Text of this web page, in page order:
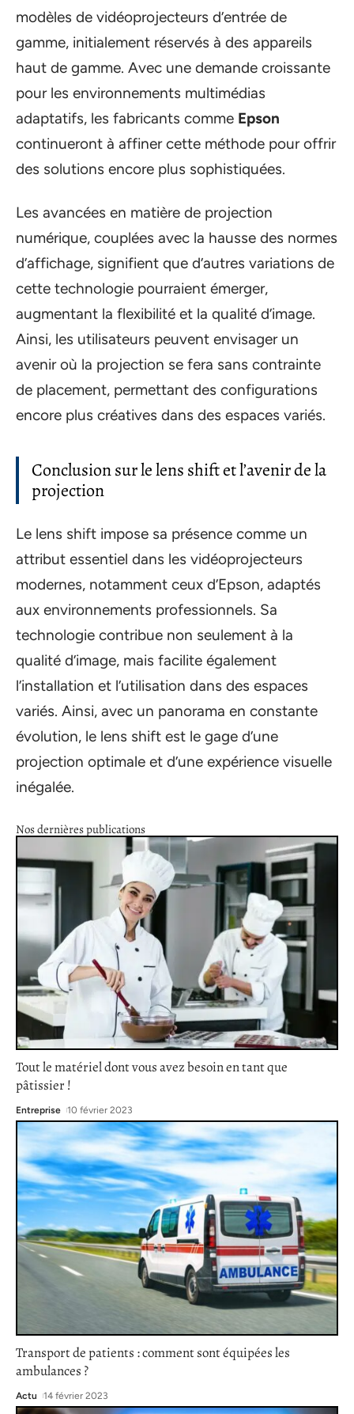
modèles de vidéoprojecteurs d’entrée de
gamme, initialement réservés à des appareils
haut de gamme. Avec une demande croissante
pour les environnements multimédias
adaptatifs, les fabricants comme Epson
continueront à affiner cette méthode pour offrir
des solutions encore plus sophistiquées.
Les avancées en matière de projection
numérique, couplées avec la hausse des normes
d’affichage, signifient que d’autres variations de
cette technologie pourraient émerger,
augmentant la flexibilité et la qualité d’image.
Ainsi, les utilisateurs peuvent envisager un
avenir où la projection se fera sans contrainte
de placement, permettant des configurations
encore plus créatives dans des espaces variés.
Conclusion sur le lens shift et l’avenir de la
projection
Le lens shift impose sa présence comme un
attribut essentiel dans les vidéoprojecteurs
modernes, notamment ceux d’Epson, adaptés
aux environnements professionnels. Sa
technologie contribue non seulement à la
qualité d’image, mais facilite également
l’installation et l’utilisation dans des espaces
variés. Ainsi, avec un panorama en constante
évolution, le lens shift est le gage d’une
projection optimale et d’une expérience visuelle
inégalée.
Nos dernières publications
Tout le matériel dont vous avez besoin en tant que
pâtissier !
Entreprise 10 février 2023
Transport de patients : comment sont équipées les
ambulances ?
Actu 14 février 2023